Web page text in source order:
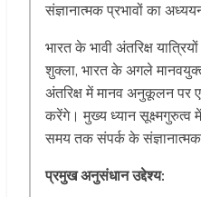
संज्ञानात्मक प्रभावों का
भारत के भावी अंतरिक्ष
शुक्ला, भारत के अगले
अंतरिक्ष में मानव अनुकूलन पर
करेंगे। मुख्य ध्यान सूक्ष्मगुरुत्व
समय तक संपर्क के संज्ञानात्मक
प्रमुख अनुसंधान उद्देश्य: